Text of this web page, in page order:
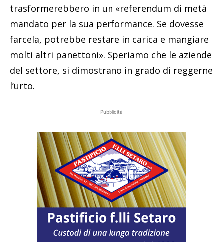
trasformerebbero in un «referendum di metà
mandato per la sua performance. Se dovesse
farcela, potrebbe restare in carica e mangiare
molti altri panettoni». Speriamo che le aziende
del settore, si dimostrano in grado di reggerne
l’urto.
Pubblicità